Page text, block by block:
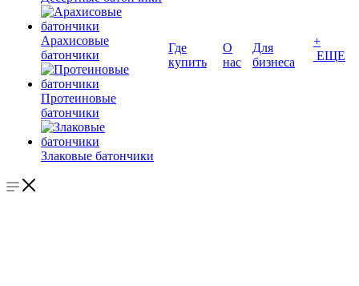
Арахисовые
батончики
Протеиновые
батончики
Злаковые батончики
Где
купить
О
нас
Для
бизнеса
+
ЕЩЕ